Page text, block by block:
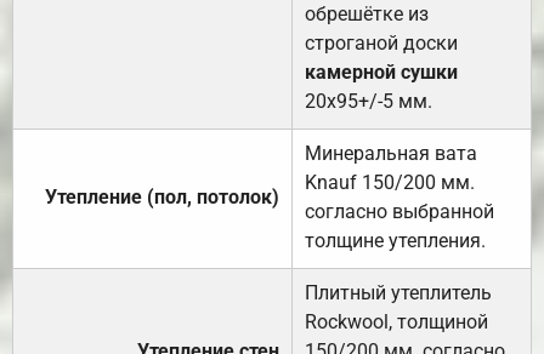
обрешётке из
строганой доски
камерной сушки
20х95+/-5 мм.
Утепление (пол, потолок)
Минеральная вата
Knauf 150/200 мм.
согласно выбранной
толщине утепления.
Плитный утеплитель
Rockwool, толщиной